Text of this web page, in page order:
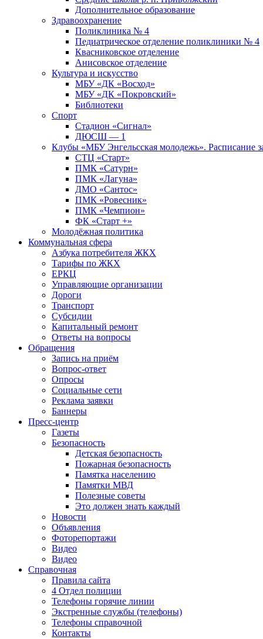
Дополнительное образование
Здравоохранение
Поликлиника № 4
Педиатрическое отделение поликлиники № 4
Квасниковское отделение
Анисовское отделение
Культура и искусство
МБУ «ДК «Восход»
МБУ «ДК «Покровский»
Библиотеки
Спорт
Стадион «Сигнал»
ДЮСШ — 1
Клубы «МБУ Энгельсская молодежь». Расписание
СТЦ «Старт»
ПМК «Сатурн»
ПМК «Лагуна»
ДМО «Сантос»
ПМК «Ровесник»
ПМК «Чемпион»
ФК «Старт +»
Молодёжная политика
Коммунальная сфера
Азбука потребителя ЖКХ
Тарифы по ЖКХ
ЕРКЦ
Управляющие организации
Дороги
Транспорт
Субсидии
Капитальный ремонт
Ответы на вопросы
Обращения
Запись на приём
Вопрос-ответ
Опросы
Социальные сети
Реклама заявки
Баннеры
Пресс-центр
Газеты
Безопасность
Детская безопасность
Пожарная безопасность
Памятка населению
Памятки МВД
Полезные советы
Это должен знать каждый
Новости
Объявления
Фоторепортажи
Видео
Видео
Справочная
Правила сайта
4 Отдел полиции
Телефоны горячие линии
Экстренные службы (телефоны)
Телефоны справочной
Контакты